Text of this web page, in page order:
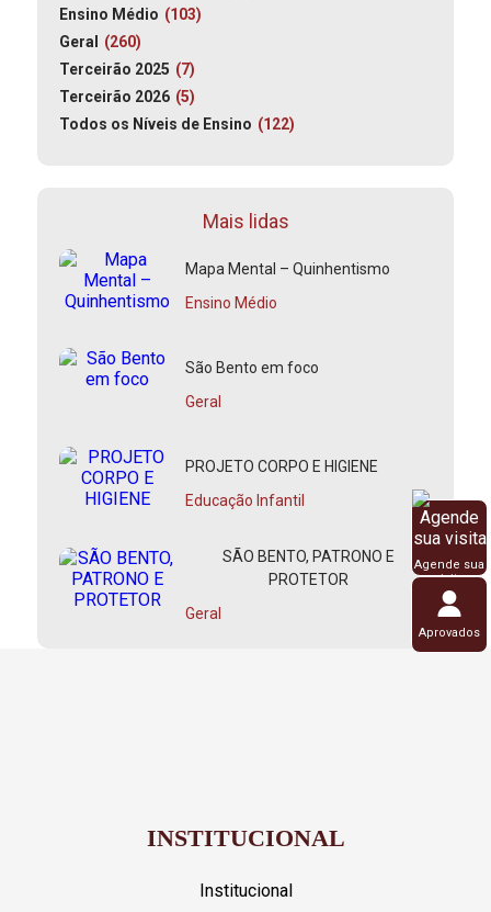
Ensino Médio (103)
Geral (260)
Terceirão 2025 (7)
Terceirão 2026 (5)
Todos os Níveis de Ensino (122)
Mais lidas
Mapa Mental – Quinhentismo
Ensino Médio
São Bento em foco
Geral
PROJETO CORPO E HIGIENE
Educação Infantil
SÃO BENTO, PATRONO E
PROTETOR
Geral
Agende sua
visita
Aprovados
INSTITUCIONAL
Institucional